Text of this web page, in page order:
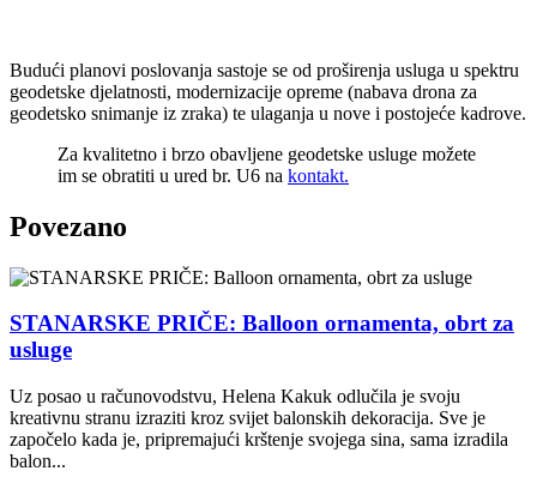
Budući planovi poslovanja sastoje se od proširenja usluga u spektru
geodetske djelatnosti, modernizacije opreme (nabava drona za
geodetsko snimanje iz zraka) te ulaganja u nove i postojeće kadrove.
Za kvalitetno i brzo obavljene geodetske usluge možete
im se obratiti u ured br. U6 na kontakt.
Povezano
STANARSKE PRIČE: Balloon ornamenta, obrt za
usluge
Uz posao u računovodstvu, Helena Kakuk odlučila je svoju
kreativnu stranu izraziti kroz svijet balonskih dekoracija. Sve je
započelo kada je, pripremajući krštenje svojega sina, sama izradila
balon...